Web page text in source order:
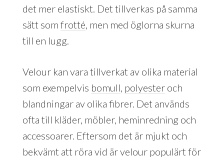
det mer elastiskt. Det tillverkas på samma
sätt som frotté , men med öglorna skurna
till en lugg.
Velour kan vara tillverkat av olika material
som exempelvis bomull polyesteroch
blandningar av olika fibrer. Det används
ofta till kläder, möbler, heminredning och
accessoarer. Eftersom det är mjukt och
bekvämt att röra vid är velour populärt för